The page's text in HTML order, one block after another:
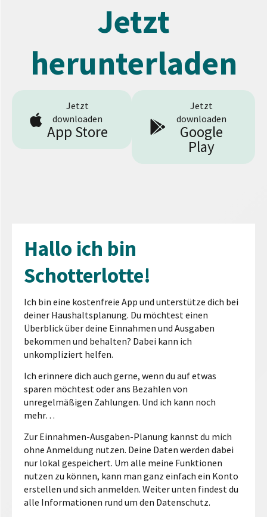
Jetzt
herunterladen
Jetzt
downloaden
App Store
Jetzt
downloaden
Google
Play
Hallo ich bin
Schotterlotte!
Ich bin eine kostenfreie App und unterstütze dich bei
deiner Haushaltsplanung. Du möchtest einen
Überblick über deine Einnahmen und Ausgaben
bekommen und behalten? Dabei kann ich
unkompliziert helfen.
Ich erinnere dich auch gerne, wenn du auf etwas
sparen möchtest oder ans Bezahlen von
unregelmäßigen Zahlungen. Und ich kann noch
mehr…
Zur Einnahmen-Ausgaben-Planung kannst du mich
ohne Anmeldung nutzen. Deine Daten werden dabei
nur lokal gespeichert. Um alle meine Funktionen
nutzen zu können, kann man ganz einfach ein Konto
erstellen und sich anmelden. Weiter unten findest du
alle Informationen rund um den Datenschutz.